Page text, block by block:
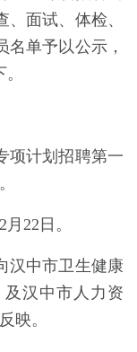
面试、体检、
单予以公示，
项计划招聘第一
月 22 日。
汉中市卫生健康
及汉中市人力资
映。